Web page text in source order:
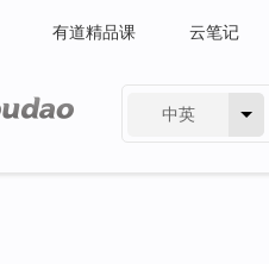
有道精品课 云笔记
中英